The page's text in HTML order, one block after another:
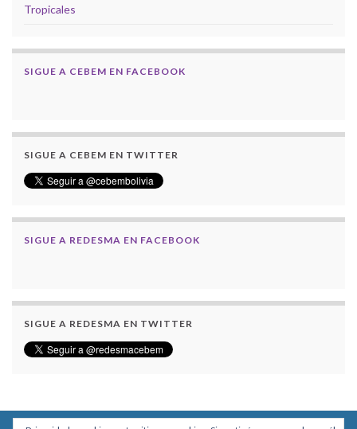
Tropicales
SIGUE A CEBEM EN FACEBOOK
SIGUE A CEBEM EN TWITTER
SIGUE A REDESMA EN FACEBOOK
SIGUE A REDESMA EN TWITTER